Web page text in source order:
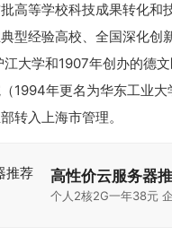
高等学校科技成果转化
型经验高校、全国深化
大学和1907年创办的德
1994年更名为华东工业
转入上海市管理。
高性价云服务器
个人2核2G一年38元